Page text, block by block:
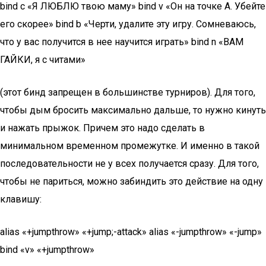
bind c «Я ЛЮБЛЮ твою маму» bind v «Он на точке А. Убейте
его скорее» bind b «Черти, удалите эту игру. Сомневаюсь,
что у вас получится в нее научится играть» bind n «ВАМ
ГАЙКИ, я с читами»
(этот бинд запрещен в большинстве турниров). Для того,
чтобы дым бросить максимально дальше, то нужно кинуть
и нажать прыжок. Причем это надо сделать в
минимальном временном промежутке. И именно в такой
последовательности не у всех получается сразу. Для того,
чтобы не париться, можно забиндить это действие на одну
клавишу:
alias «+jumpthrow» «+jump;-attack» alias «-jumpthrow» «-jump»
bind «v» «+jumpthrow»